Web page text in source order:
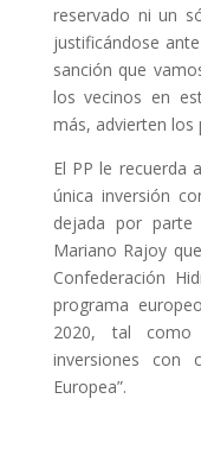
reservado ni un
justificándose
sanción que
los vecinos en
más, advierten los
El PP le recuerda
única inversión
dejada por
Mariano Rajoy
Confederación
programa
2020, tal como
inversiones
Europea”.